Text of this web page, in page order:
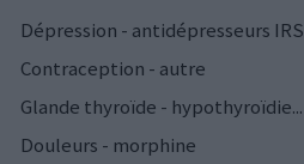
Dépression - antidépresseurs IRS
Contraception - autre
Glande thyroïde - hypothyroïdie...
Douleurs - morphine